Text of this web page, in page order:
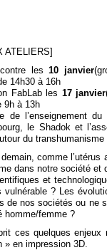
ATELIERS]
les10 janvier
14h30 à 16h
FabLab les 17 janvier
9h à 13h
de l’enseignement
le Shadok et
du
comme
dans notre société et
et
vulnérable ? Les
de nos sociétés ou ne
homme/femme ?
ces quelques
» en impression 3D.